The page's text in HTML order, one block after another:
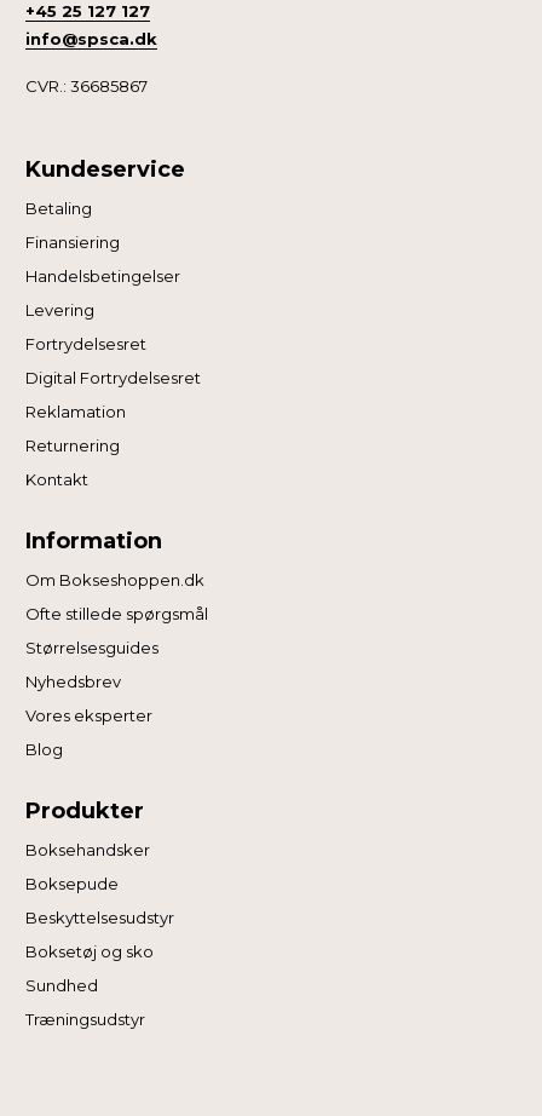
+45 25 127 127
info@spsca.dk
CVR.: 36685867
Kundeservice
Betaling
Finansiering
Handelsbetingelser
Levering
Fortrydelsesret
Digital Fortrydelsesret
Reklamation
Returnering
Kontakt
Information
Om Bokseshoppen.dk
Ofte stillede spørgsmål
Størrelsesguides
Nyhedsbrev
Vores eksperter
Blog
Produkter
Boksehandsker
Boksepude
Beskyttelsesudstyr
Boksetøj og sko
Sundhed
Træningsudstyr